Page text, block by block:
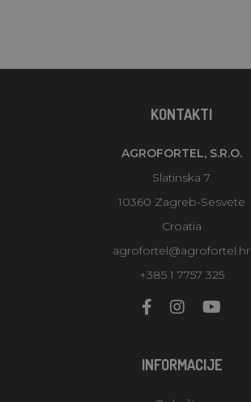
KONTAKTI
AGROFORTEL, S.R.O.
Slatinska 7
10360 Zagreb-Sesvete
Croatia
agrofortel@agrofortel.hr
+385 1 7757 325
INFORMACIJE